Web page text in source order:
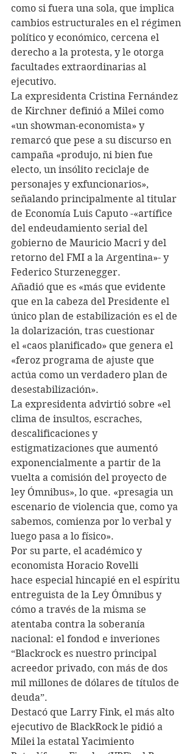
como si fuera una sola, que implica
cambios estructurales en el régimen
político y económico, cercena el
derecho a la protesta, y le otorga
facultades extraordinarias al
ejecutivo.
La expresidenta Cristina Fernández
de Kirchner definió a Milei como
«un showman-economista» y
remarcó que pese a su discurso en
campaña «produjo, ni bien fue
electo, un insólito reciclaje de
personajes y exfuncionarios»,
señalando principalmente al titular
de Economía Luis Caputo -«artífice
del endeudamiento serial del
gobierno de Mauricio Macri y del
retorno del FMI a la Argentina»- y
Federico Sturzenegger.
Añadió que es «más que evidente
que en la cabeza del Presidente el
único plan de estabilización es el de
la dolarización, tras cuestionar
el «caos planificado» que genera el
«feroz programa de ajuste que
actúa como un verdadero plan de
desestabilización».
La expresidenta advirtió sobre «el
clima de insultos, escraches,
descalificaciones y
estigmatizaciones que aumentó
exponencialmente a partir de la
vuelta a comisión del proyecto de
ley Ómnibus», lo que. «presagia un
escenario de violencia que, como ya
sabemos, comienza por lo verbal y
luego pasa a lo físico».
Por su parte, el académico y
economista Horacio Rovelli
hace especial hincapié en el espíritu
entreguista de la Ley Ómnibus y
cómo a través de la misma se
atentaba contra la soberanía
nacional: el fondod e inveriones
“Blackrock es nuestro principal
acreedor privado, con más de dos
mil millones de dólares de títulos de
deuda”.
Destacó que Larry Fink, el más alto
ejecutivo de BlackRock le pidió a
Milei la estatal Yacimiento